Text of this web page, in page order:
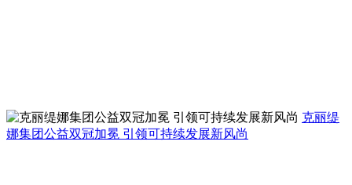
克丽缇
娜集团公益双冠加冕 引领可持续发展新风尚